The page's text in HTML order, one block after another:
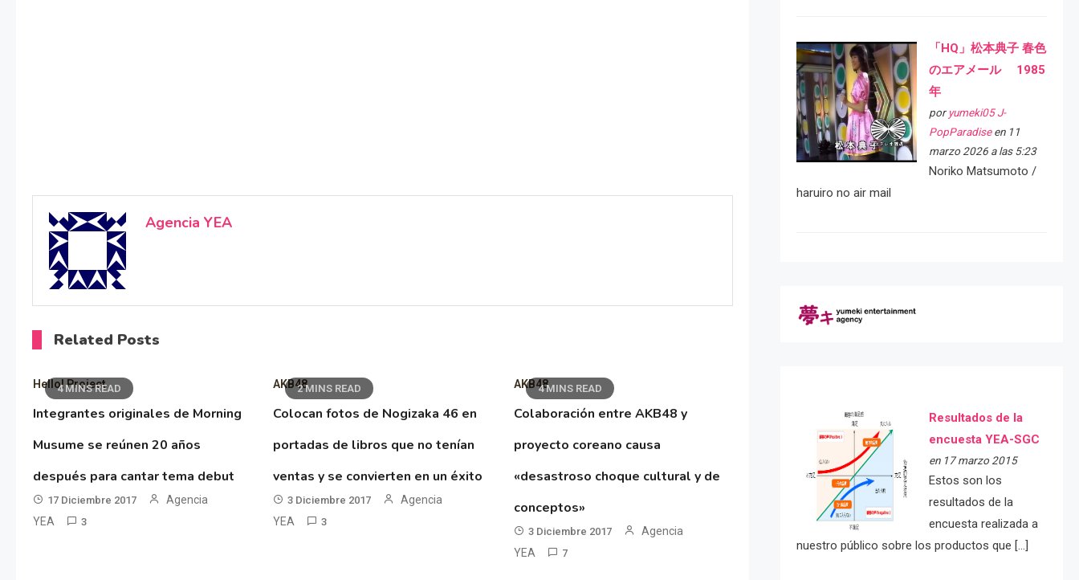
Agencia YEA
Related Posts
4 MINS READ
Hello! Project
Integrantes originales de Morning
Musume se reúnen 20 años
después para cantar tema debut
17 Diciembre 2017
Agencia
YEA
3
2 MINS READ
AKB48
Colocan fotos de Nogizaka 46 en
portadas de libros que no tenían
ventas y se convierten en un éxito
3 Diciembre 2017
Agencia
YEA
3
4 MINS READ
AKB48
Colaboración entre AKB48 y
proyecto coreano causa
«desastroso choque cultural y de
conceptos»
3 Diciembre 2017
Agencia
YEA
7
「HQ」松本典子 春色
のエアメール 1985
年
por yumeki05 J-
PopParadiseen 11
marzo 2026 a las 5:23
Noriko Matsumoto /
haruiro no air mail
Resultados de la
encuesta YEA-SGC
en 17 marzo 2015
Estos son los
resultados de la
encuesta realizada a
nuestro público sobre los productos que […]